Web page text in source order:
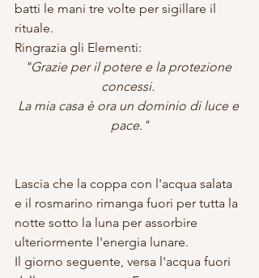
batti le mani tre volte per sigillare il
rituale.
Ringrazia gli Elementi:
"Grazie per il potere e la protezione
concessi.
La mia casa è ora un dominio di luce e
pace."
Lascia che la coppa con l'acqua salata
e il rosmarino rimanga fuori per tutta la
notte sotto la luna per assorbire
ulteriormente l'energia lunare.
Il giorno seguente, versa l'acqua fuori